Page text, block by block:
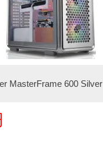
MasterFrame 600 Silver